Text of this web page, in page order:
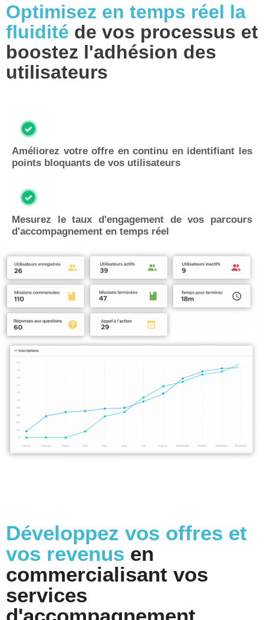
Optimisez en temps réel la
fluidité de vos processus et
boostez l'adhésion des
utilisateurs
Améliorez votre offre en continu en identifiant les
points bloquants de vos utilisateurs
Mesurez le taux d'engagement de vos parcours
d'accompagnement en temps réel
Développez vos offres et
vos revenus en
commercialisant vos
services
d'accompagnement